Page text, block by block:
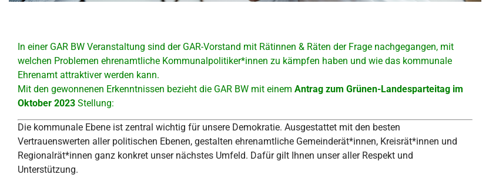
In einer GAR BW Veranstaltung sind der GAR-Vorstand mit Rätinnen & Räten der Frage nachgegangen, mit
welchen Problemen ehrenamtliche Kommunalpolitiker*innen zu kämpfen haben und wie das kommunale
Ehrenamt attraktiver werden kann.
Mit den gewonnenen Erkenntnissen bezieht die GAR BW mit einem Antrag zum Grünen-Landesparteitag im
Oktober 2023 Stellung:
Die kommunale Ebene ist zentral wichtig für unsere Demokratie. Ausgestattet mit den besten
Vertrauenswerten aller politischen Ebenen, gestalten ehrenamtliche Gemeinderät*innen, Kreisrät*innen und
Regionalrät*innen ganz konkret unser nächstes Umfeld. Dafür gilt Ihnen unser aller Respekt und
Unterstützung.